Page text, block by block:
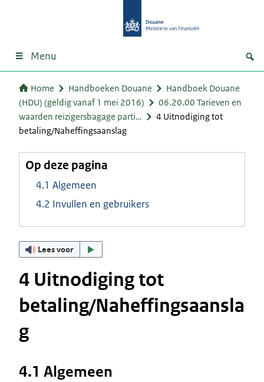
Menu
Home Handboeken Douane
Handboek Douane
(HDU) (geldig vanaf 1 mei 2016)
06.20.00 Tarieven en
waarden reizigersbagage parti…
4 Uitnodiging tot
betaling/Naheffingsaanslag
Op deze pagina
4.1 Algemeen
4.2 Invullen en gebruikers
Lees voor
4 Uitnodiging tot
betaling/Naheffingsaansla
g
4.1 Algemeen